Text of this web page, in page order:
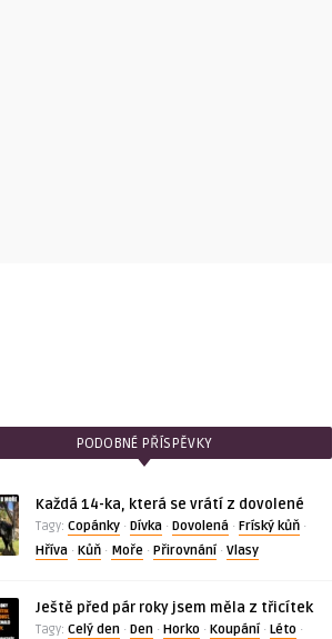
PODOBNÉ PŘÍSPĚVKY
Každá 14-ka, která se vrátí z dovolené
Tagy: Copánky· Dívka· Dovolená· Fríský kůň·
Hříva· Kůň· Moře· Přirovnání· Vlasy
Ještě před pár roky jsem měla z třicítek
Tagy: Celý den· Den· Horko· Koupání· Léto·